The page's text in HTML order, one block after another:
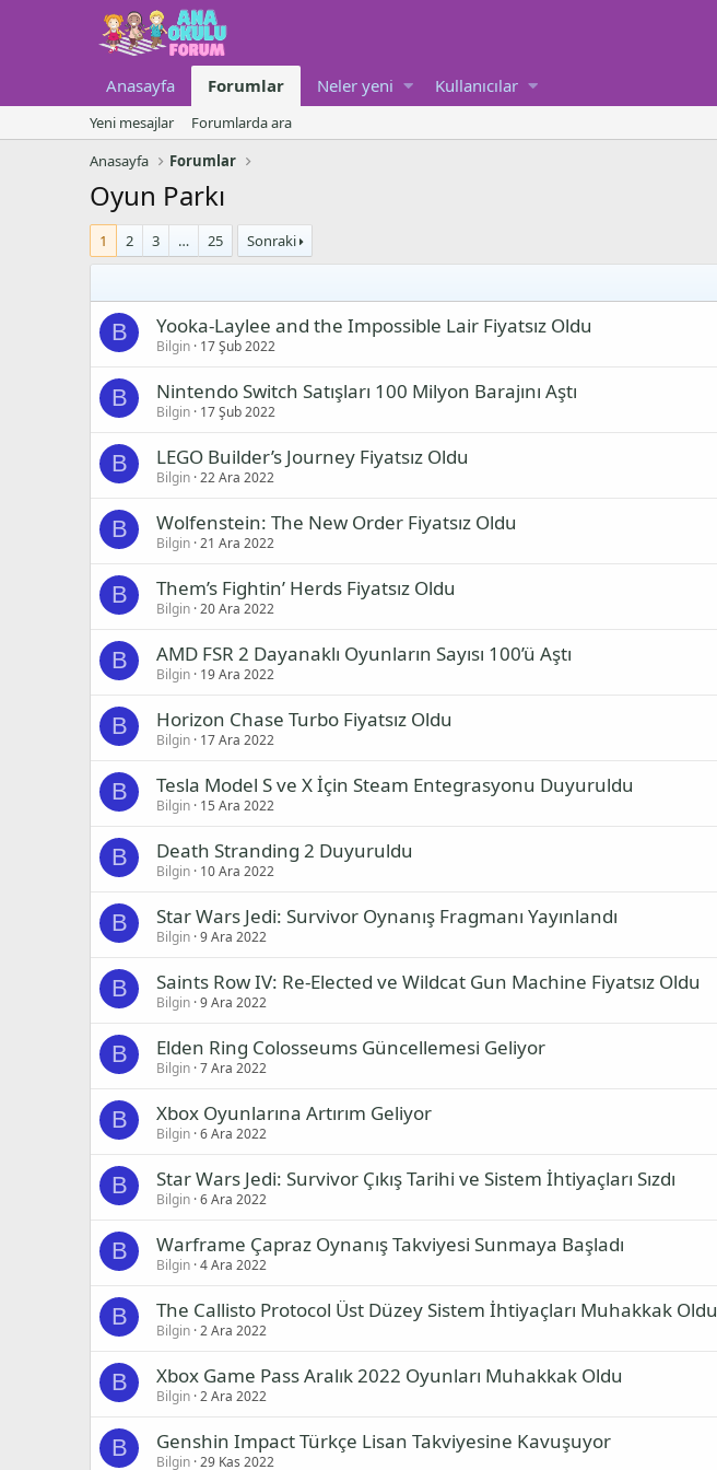
Anasayfa Forumlar Neler yeni Kullanıcılar
Yeni mesajlar
Forumlarda ara
Anasayfa
Forumlar
Oyun Parkı
1 2 3 … 25 Sonraki
B Yooka-Laylee and the Impossible Lair Fiyatsız Oldu
Bilgin 17 Şub 2022
B Nintendo Switch Satışları 100 Milyon Barajını Aştı
Bilgin 17 Şub 2022
B LEGO Builder’s Journey Fiyatsız Oldu
Bilgin 22 Ara 2022
B Wolfenstein: The New Order Fiyatsız Oldu
Bilgin 21 Ara 2022
B Them’s Fightin’ Herds Fiyatsız Oldu
Bilgin 20 Ara 2022
B AMD FSR 2 Dayanaklı Oyunların Sayısı 100’ü Aştı
Bilgin 19 Ara 2022
B Horizon Chase Turbo Fiyatsız Oldu
Bilgin 17 Ara 2022
B Tesla Model S ve X İçin Steam Entegrasyonu Duyuruldu
Bilgin 15 Ara 2022
B Death Stranding 2 Duyuruldu
Bilgin 10 Ara 2022
B Star Wars Jedi: Survivor Oynanış Fragmanı Yayınlandı
Bilgin 9 Ara 2022
B Saints Row IV: Re-Elected ve Wildcat Gun Machine Fiyatsız Oldu
Bilgin 9 Ara 2022
B Elden Ring Colosseums Güncellemesi Geliyor
Bilgin 7 Ara 2022
B Xbox Oyunlarına Artırım Geliyor
Bilgin 6 Ara 2022
B Star Wars Jedi: Survivor Çıkış Tarihi ve Sistem İhtiyaçları Sızdı
Bilgin 6 Ara 2022
B Warframe Çapraz Oynanış Takviyesi Sunmaya Başladı
Bilgin 4 Ara 2022
B The Callisto Protocol Üst Düzey Sistem İhtiyaçları Muhakkak Oldu
Bilgin 2 Ara 2022
B Xbox Game Pass Aralık 2022 Oyunları Muhakkak Oldu
Bilgin 2 Ara 2022
B Genshin Impact Türkçe Lisan Takviyesine Kavuşuyor
Bilgin 29 Kas 2022